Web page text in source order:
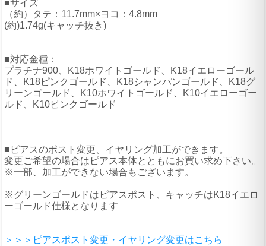
■サイズ
（約）タテ：11.7mm×ヨコ：4.8mm
(約)1.74g(キャッチ抜き)
■対応金種：
プラチナ900、K18ホワイトゴールド、K18イエローゴール
ド、K18ピンクゴールド、K18シャンパンゴールド、K18グ
リーンゴールド、K10ホワイトゴールド、K10イエローゴー
ルド、K10ピンクゴールド
■ピアスのポスト変更、イヤリング加工ができます。
変更ご希望の場合はピアス本体とともにお買い求め下さい。
※一部、加工ができない場合もございます。
※グリーンゴールドはピアスポスト、キャッチはK18イエロ
ーゴールド仕様となります
＞＞＞ピアスポスト変更・イヤリング変更はこちら